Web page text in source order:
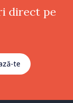
direct pe
te